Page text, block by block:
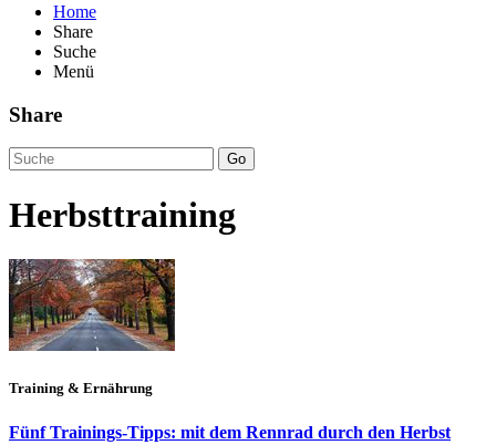
Home
Share
Suche
Menü
Share
Go
Herbsttraining
Training & Ernährung
Fünf Trainings-Tipps: mit dem Rennrad durch den Herbst